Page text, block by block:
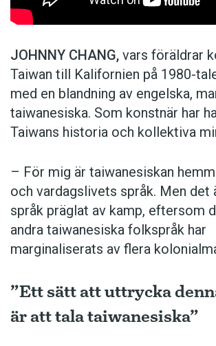
JOHNNY CHANG, vars föräldrar
Taiwan till Kalifornien på 1980-
med en blandning av engelska,
taiwanesiska. Som konstnär har
Taiwans historia och kollektiva
– För mig är taiwanesiskan
och vardagslivets språk. Men det
språk präglat av kamp, eftersom
andra taiwanesiska folkspråk har
marginaliserats av flera
”Ett sätt att uttrycka
är att tala taiwanesiska”